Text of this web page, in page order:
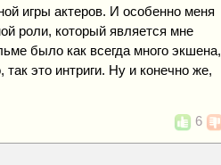
игры актеров. И особенно меня
роли, который является мне
было как всегда много экшена,
это интриги. Ну и конечно же,
6